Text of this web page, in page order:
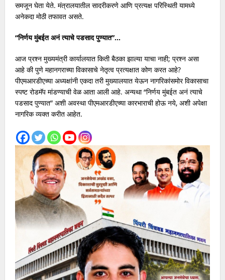
समजून घेता येते. मंत्रालयातील सादरीकरणे आणि प्रत्यक्ष परिस्थिती यामध्ये
अनेकदा मोठी तफावत असते.
“निर्णय मुंबईत अनं त्याचे पडसाद पुण्यात”…
आज प्रश्न मुख्यमंत्री कार्यालयात किती बैठका झाल्या याचा नाही; प्रश्न असा
आहे की पुणे महानगराच्या विकासाचे नेतृत्व प्रत्यक्षात कोण करत आहे?
पीएमआरडीएच्या अध्यक्षांनी एकदा तरी मुख्यालयात येऊन नागरिकांसमोर विकासाचा
स्पष्ट रोडमॅप मांडण्याची वेळ आता आली आहे. अन्यथा “निर्णय मुंबईत अनं त्याचे
पडसाद पुण्यात” अशी अवस्था पीएमआरडीएच्या कारभाराची होऊ नये, अशी अपेक्षा
नागरिक व्यक्त करीत आहेत.